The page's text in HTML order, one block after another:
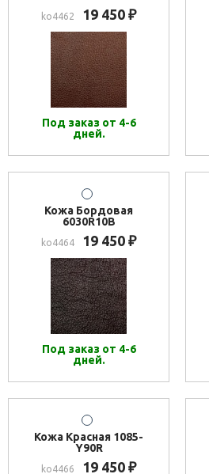
ko4462 19 450 ₽
Под заказ от 4-6
дней.
Кожа Бордовая
6030R10B
ko4464 19 450 ₽
Под заказ от 4-6
дней.
Кожа Красная 1085-
Y90R
ko4466 19 450 ₽